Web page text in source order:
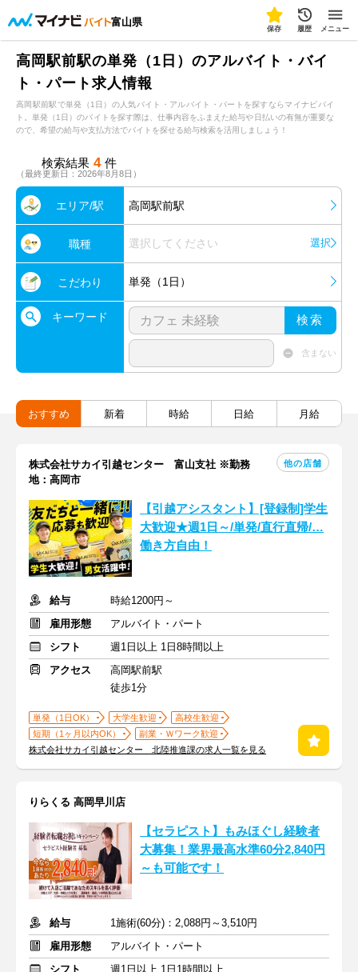
富山県
保存 履歴 メニュー
高岡駅前駅の単発（1日）のアルバイト・バイ
ト・パート求人情報
高岡駅前駅で単発（1日）の人気バイト・アルバイト・パートを探すならマイナビバイ
ト。単発（1日）のバイトを探す際は、仕事内容をふまえた給与や日払いの有無が重要な
ので、希望の給与や支払方法でバイトを探せる給与検索を活用しましょう！
検索結果 4 件
（最終更新日：2026年8月8日）
エリア/駅 高岡駅前駅
職種 選択してください 選択
こだわり 単発（1日）
キーワード 検索
含まない
おすすめ 新着 時給 日給 月給
株式会社サカイ引越センター 富山支社 ※勤務
地：高岡市
他の店舗
【引越アシスタント】[登録制]学生
大歓迎★週1日～/単発/直行直帰/…
働き方自由！
給与
時給1200円～
雇用形態
アルバイト・パート
シフト
週1日以上 1日8時間以上
アクセス
高岡駅前駅
徒歩1分
単発（1日OK） 大学生歓迎
高校生歓迎
短期（1ヶ月以内OK）
副業・Ｗワーク歓迎
株式会社サカイ引越センター 北陸推進課の求人一覧を見る
りらくる 高岡早川店
【セラピスト】もみほぐし経験者
大募集！業界最高水準60分2,840円
～も可能です！
給与
1施術(60分)：2,088円～3,510円
雇用形態
アルバイト・パート
シフト
週1日以上 1日1時間以上